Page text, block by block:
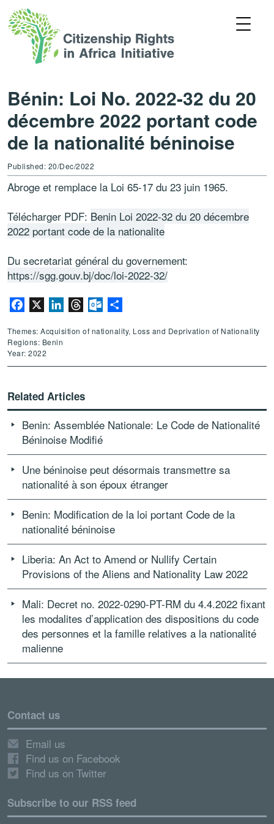
Bénin: Loi No. 2022-32 du 20
décembre 2022 portant code
de la nationalité béninoise
Published: 20/Dec/2022
Abroge et remplace la Loi 65-17 du 23 juin 1965.
Télécharger PDF: Benin Loi 2022-32 du 20 décembre
2022 portant code de la nationalite
Du secretariat général du governement:
https://sgg.gouv.bj/doc/loi-2022-32/
Facebook LinkedInThreadsOutlook.com
Themes: Acquisition of nationality, Loss and Deprivation of Nationality
Regions: Benin
Year: 2022
Related Articles
Benin: Assemblée Nationale: Le Code de Nationalité
Béninoise Modifié
Une béninoise peut désormais transmettre sa
nationalité à son époux étranger
Benin: Modification de la loi portant Code de la
nationalité béninoise
Liberia: An Act to Amend or Nullify Certain
Provisions of the Aliens and Nationality Law 2022
Mali: Decret no. 2022-0290-PT-RM du 4.4.2022 fixant
les modalites d’application des dispositions du code
des personnes et la famille relatives a la nationalité
malienne
Contact us
Email us
Find us on Facebook
Find us on Twitter
Subscribe to our RSS feed